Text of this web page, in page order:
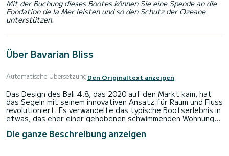
Mit der Buchung dieses Bootes können Sie eine Spende an die
Fondation de la Mer leisten und so den Schutz der Ozeane
unterstützen.
Über Bavarian Bliss
Automatische ÜbersetzungDen Originaltext anzeigen
Das Design des Bali 4.8, das 2020 auf den Markt kam, hat
das Segeln mit seinem innovativen Ansatz für Raum und Fluss
revolutioniert. Es verwandelte das typische Bootserlebnis in
etwas, das eher einer gehobenen schwimmenden Wohnung
Bewegung um das Schiff.
Die ganze Beschreibung anzeigen